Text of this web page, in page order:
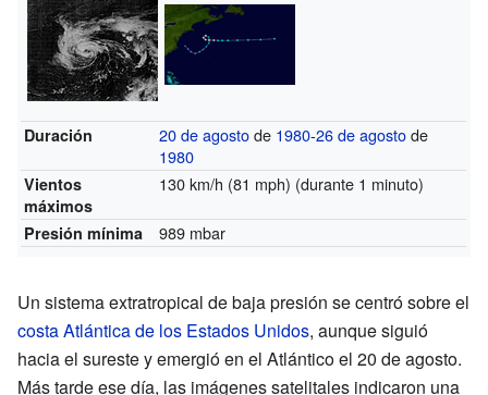
Duración 20 de agostode 1980-26 de agostode
1980
Vientos
máximos
130 km/h (81 mph) (durante 1 minuto)
Presión mínima 989 mbar
Un sistema extratropical de baja presión se centró sobre el
costa Atlántica de los Estados Unidos, aunque siguió
hacia el sureste y emergió en el Atlántico el 20 de agosto.
Más tarde ese día, las imágenes satelitales indicaron una